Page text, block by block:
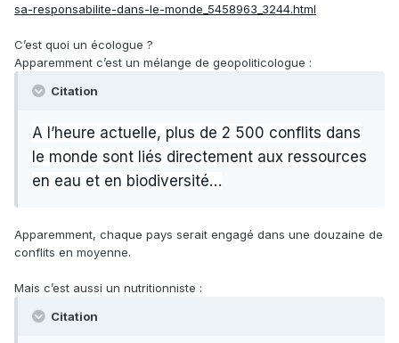
sa-responsabilite-dans-le-monde_5458963_3244.html
C’est quoi un écologue ?
Apparemment c’est un mélange de geopoliticologue :
Citation
A l’heure actuelle, plus de 2 500 conflits dans
le monde sont liés directement aux ressources
en eau et en biodiversité…
Apparemment, chaque pays serait engagé dans une douzaine de
conflits en moyenne.
Mais c’est aussi un nutritionniste :
Citation